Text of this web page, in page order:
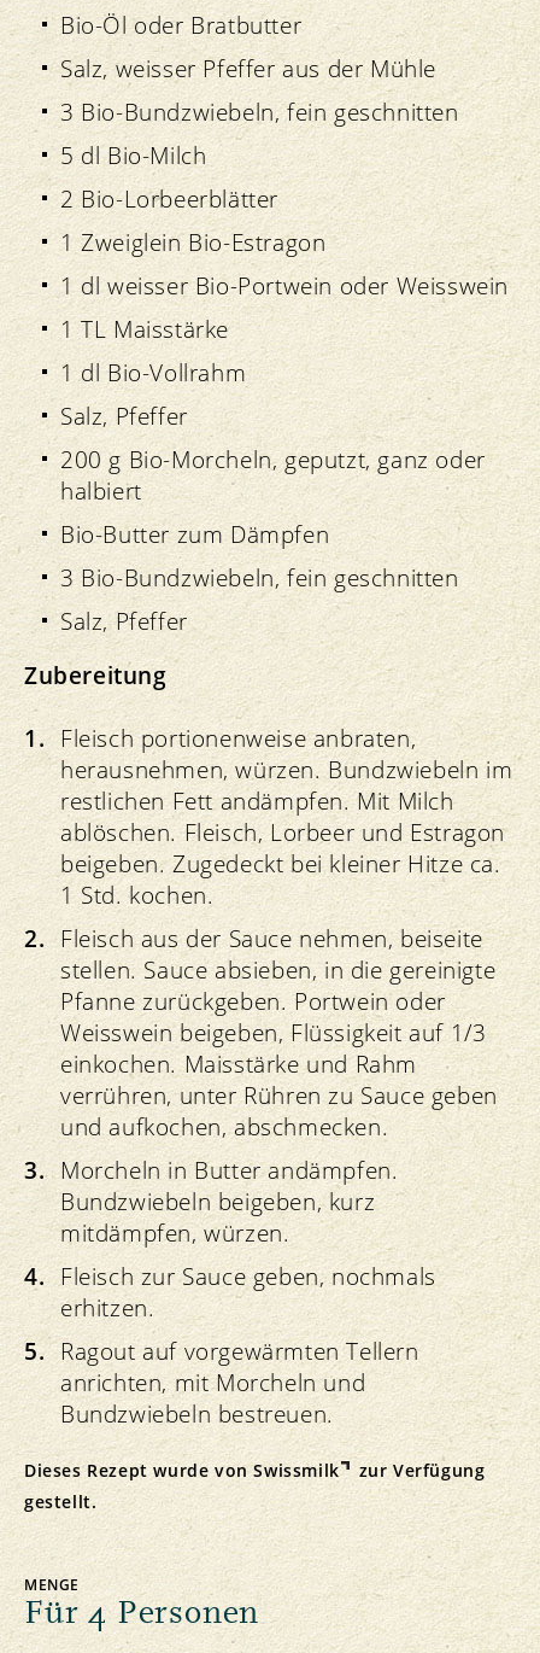
Bio-Öl oder Bratbutter
Salz, weisser Pfeffer aus der Mühle
3 Bio-Bundzwiebeln, fein geschnitten
5 dl Bio-Milch
2 Bio-Lorbeerblätter
1 Zweiglein Bio-Estragon
1 dl weisser Bio-Portwein oder Weisswein
1 TL Maisstärke
1 dl Bio-Vollrahm
Salz, Pfeffer
200 g Bio-Morcheln, geputzt, ganz oder
halbiert
Bio-Butter zum Dämpfen
3 Bio-Bundzwiebeln, fein geschnitten
Salz, Pfeffer
Zubereitung
Fleisch portionenweise anbraten,
herausnehmen, würzen. Bundzwiebeln im
restlichen Fett andämpfen. Mit Milch
ablöschen. Fleisch, Lorbeer und Estragon
beigeben. Zugedeckt bei kleiner Hitze ca.
1 Std. kochen.
Fleisch aus der Sauce nehmen, beiseite
stellen. Sauce absieben, in die gereinigte
Pfanne zurückgeben. Portwein oder
Weisswein beigeben, Flüssigkeit auf 1/3
einkochen. Maisstärke und Rahm
verrühren, unter Rühren zu Sauce geben
und aufkochen, abschmecken.
Morcheln in Butter andämpfen.
Bundzwiebeln beigeben, kurz
mitdämpfen, würzen.
Fleisch zur Sauce geben, nochmals
erhitzen.
Ragout auf vorgewärmten Tellern
anrichten, mit Morcheln und
Bundzwiebeln bestreuen.
Dieses Rezept wurde vonSwissmilk
zur Verfügung
gestellt.
MENGE
Für 4 Personen